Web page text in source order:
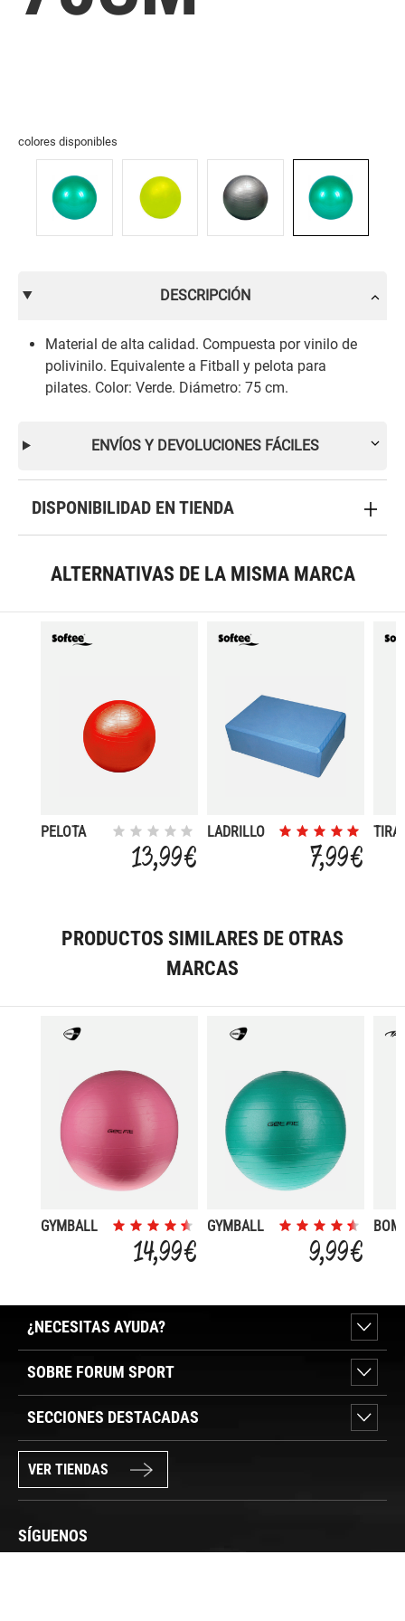
colores disponibles
DESCRIPCIÓN
Material de alta calidad. Compuesta por vinilo de
polivinilo. Equivalente a Fitball y pelota para
pilates. Color: Verde. Diámetro: 75 cm.
ENVÍOS Y DEVOLUCIONES FÁCILES
DISPONIBILIDAD EN TIENDA
ALTERNATIVAS DE LA MISMA MARCA
PELOTA
13,99 €
LADRILLO
7,99 €
PRODUCTOS SIMILARES DE OTRAS
MARCAS
GYMBALL
14,99 €
GYMBALL
9,99 €
¿NECESITAS AYUDA?
SOBRE FORUM SPORT
SECCIONES DESTACADAS
VER TIENDAS
SÍGUENOS